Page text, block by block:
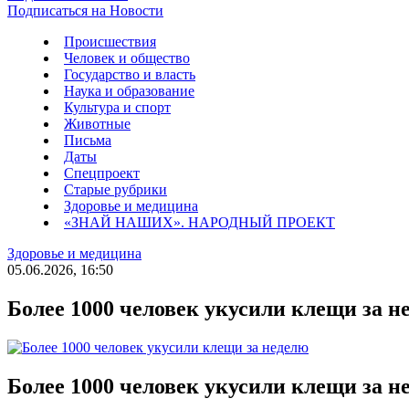
Подписаться на Новости
Происшествия
Человек и общество
Государство и власть
Наука и образование
Культура и спорт
Животные
Письма
Даты
Спецпроект
Старые рубрики
Здоровье и медицина
«ЗНАЙ НАШИХ». НАРОДНЫЙ ПРОЕКТ
Здоровье и медицина
05.06.2026, 16:50
Более 1000 человек укусили клещи за
Более 1000 человек укусили клещи за